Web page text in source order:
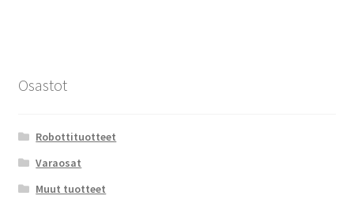
Osastot
Robottituotteet
Varaosat
Muut tuotteet